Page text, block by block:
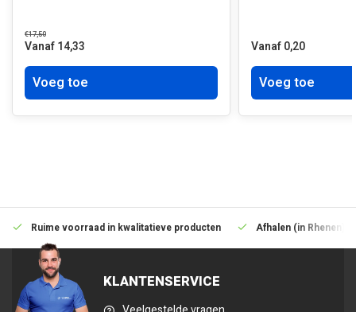
€17,50
Vanaf 14,33
Voeg toe
Vanaf 0,20
Voeg toe
Ruime voorraad in kwalitatieve producten Afhalen (in Rhenen)
KLANTENSERVICE